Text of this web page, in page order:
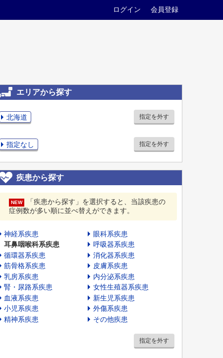
ログイン 会員登録
エリアから探す
北海道 指定を外す
指定なし 指定を外す
疾患から探す
NEW
「疾患から探す」を選択すると、当該疾患の
症例数が多い順に並べ替えができます。
神経系疾患
眼科系疾患
耳鼻咽喉科系疾患
呼吸器系疾患
循環器系疾患
消化器系疾患
筋骨格系疾患
皮膚系疾患
乳房系疾患
内分泌系疾患
腎・尿路系疾患
女性生殖器系疾患
血液系疾患
新生児系疾患
小児系疾患
外傷系疾患
精神系疾患
その他疾患
指定を外す